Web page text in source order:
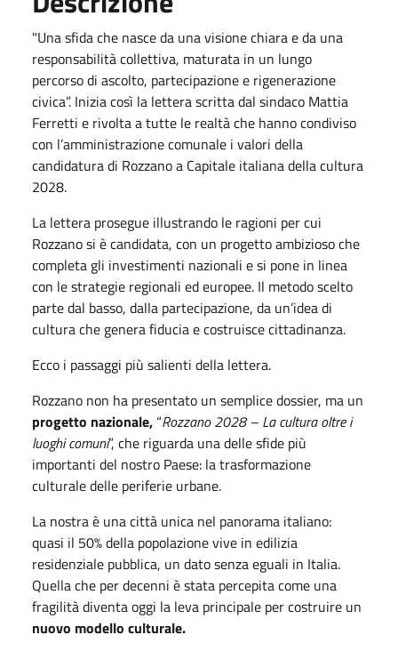
"Una sfida che nasce da una visione chiara e da una
responsabilità collettiva, maturata in un lungo
percorso di ascolto, partecipazione e rigenerazione
civica”. Inizia così la lettera scritta dal sindaco Mattia
Ferretti e rivolta a tutte le realtà che hanno condiviso
con l’amministrazione comunale i valori della
candidatura di Rozzano a Capitale italiana della cultura
2028.
La lettera prosegue illustrando le ragioni per cui
Rozzano si è candidata, con un progetto ambizioso che
completa gli investimenti nazionali e si pone in linea
con le strategie regionali ed europee. Il metodo scelto
parte dal basso, dalla partecipazione, da un’idea di
cultura che genera fiducia e costruisce cittadinanza.
Ecco i passaggi più salienti della lettera.
Rozzano non ha presentato un semplice dossier, ma un
progetto nazionale, “Rozzano 2028 – La cultura oltre i
luoghi comuni”, che riguarda una delle sfide più
importanti del nostro Paese: la trasformazione
culturale delle periferie urbane.
La nostra è una città unica nel panorama italiano:
quasi il 50% della popolazione vive in edilizia
residenziale pubblica, un dato senza eguali in Italia.
Quella che per decenni è stata percepita come una
fragilità diventa oggi la leva principale per costruire un
nuovo modello culturale.